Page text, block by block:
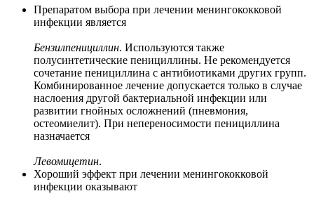
Препаратом выбора при лечении менингококковой
инфекции является
Бензилпенициллин. Используются также
полусинтетические пенициллины. Не рекомендуется
сочетание пенициллина с антибиотиками других групп.
Комбинированное лечение допускается только в случае
наслоения другой бактериальной инфекции или
развитии гнойных осложнений (пневмония,
остеомиелит). При непереносимости пенициллина
назначается
Левомицетин.
Хороший эффект при лечении менингококковой
инфекции оказывают